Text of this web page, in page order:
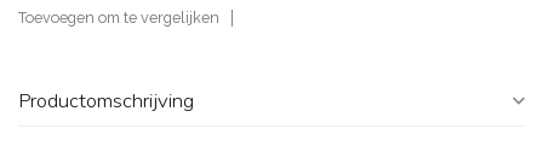
Toevoegen om te vergelijken
Productomschrijving